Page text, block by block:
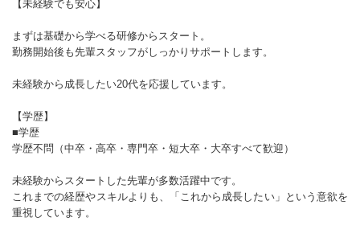
【未経験でも安心】
まずは基礎から学べる研修からスタート。
勤務開始後も先輩スタッフがしっかりサポートします。
未経験から成長したい20代を応援しています。
【学歴】
■学歴
学歴不問（中卒・高卒・専門卒・短大卒・大卒すべて歓迎）
未経験からスタートした先輩が多数活躍中です。
これまでの経歴やスキルよりも、「これから成長したい」という意欲を
重視しています。